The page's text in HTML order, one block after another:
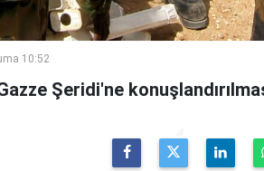
10:52
Şeridi'ne